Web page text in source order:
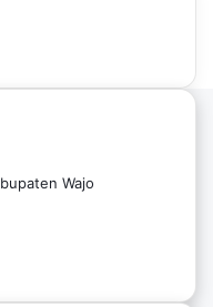
Wajo